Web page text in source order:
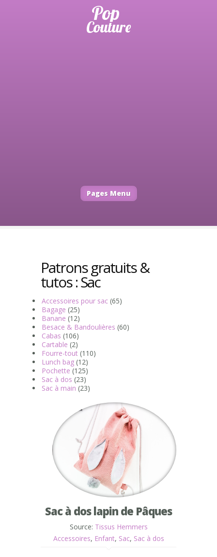
Pages Menu
Patrons gratuits &
tutos : Sac
Accessoires pour sac (65)
Bagage (25)
Banane (12)
Besace & Bandoulières (60)
Cabas (106)
Cartable (2)
Fourre-tout (110)
Lunch bag (12)
Pochette (125)
Sac à dos (23)
Sac à main (23)
Sac à dos lapin de Pâques
Source: Tissus Hemmers
Accessoires, Enfant, Sac, Sac à dos